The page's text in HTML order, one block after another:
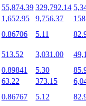
55,874.39 329,792.14
1,652.95 9,756.37
0.86706 5.11
513.52 3,031.00
0.89841 5.30
63.22 373.15
0.86767 5.12